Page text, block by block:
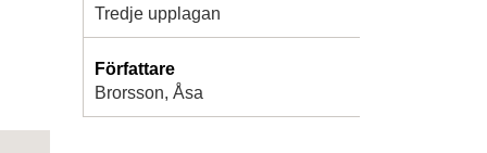
Tredje upplagan
Författare
Brorsson, Åsa